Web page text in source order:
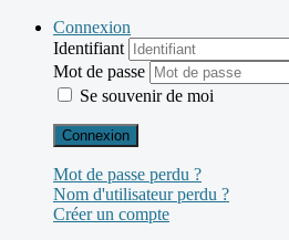
Connexion
Identifiant
Mot de passe
Se souvenir de moi
Connexion
Mot de passe perdu ?
Nom d'utilisateur perdu ?
Créer un compte